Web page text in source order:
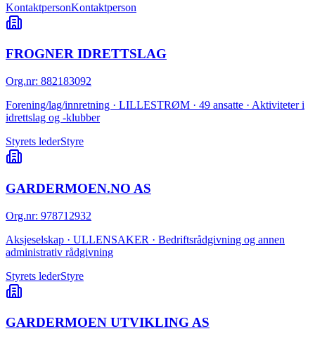
KontaktpersonKontaktperson
FROGNER IDRETTSLAG
Org.nr: 882183092
Forening/lag/innretning · LILLESTRØM · 49 ansatte · Aktiviteter i
idrettslag og -klubber
Styrets lederStyre
GARDERMOEN.NO AS
Org.nr: 978712932
Aksjeselskap · ULLENSAKER · Bedriftsrådgivning og annen
administrativ rådgivning
Styrets lederStyre
GARDERMOEN UTVIKLING AS